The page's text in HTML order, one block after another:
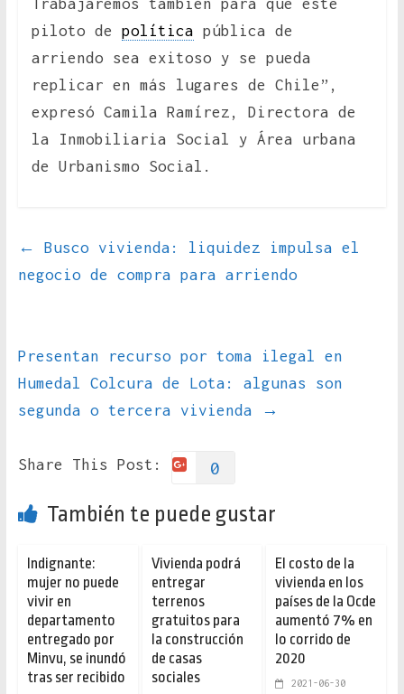
Trabajaremos también para que este
piloto de política pública de
arriendo sea exitoso y se pueda
replicar en más lugares de Chile”,
expresó Camila Ramírez, Directora de
la Inmobiliaria Social y Área urbana
de Urbanismo Social.
←
Busco vivienda: liquidez impulsa el
negocio de compra para arriendo
Presentan recurso por toma ilegal en
Humedal Colcura de Lota: algunas son
segunda o tercera vivienda
→
Share This Post: 0
También te puede gustar
Indignante:
mujer no puede
vivir en
departamento
entregado por
Minvu, se inundó
tras ser recibido
Vivienda podrá
entregar
terrenos
gratuitos para
la construcción
de casas
sociales
El costo de la
vivienda en los
países de la Ocde
aumentó 7% en
lo corrido de
2020
2021-06-30